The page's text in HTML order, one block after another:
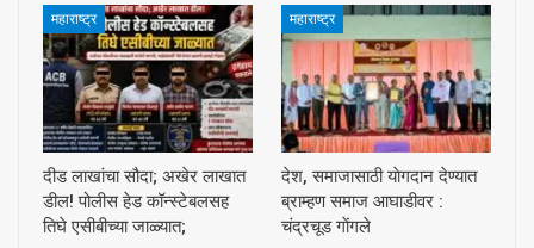
महाराष्ट्र
दीड लाखांचा सौदा; अखेर लाखात
डील! पोलीस हेड कॉन्स्टेबलसह
तिघे एसीबीच्या जाळ्यात;
महाराष्ट्र
देश, समाजासाठी याेगदान देण्यात
ब्राम्हण समाज आघाडीवर :
चंद्रचूड गाेंगले